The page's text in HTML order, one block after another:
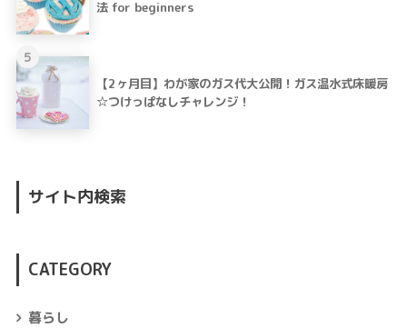
法 for beginners
5
【2ヶ月目】わが家のガス代大公開！ガス温水式床暖房
☆つけっぱなしチャレンジ！
サイト内検索
CATEGORY
暮らし